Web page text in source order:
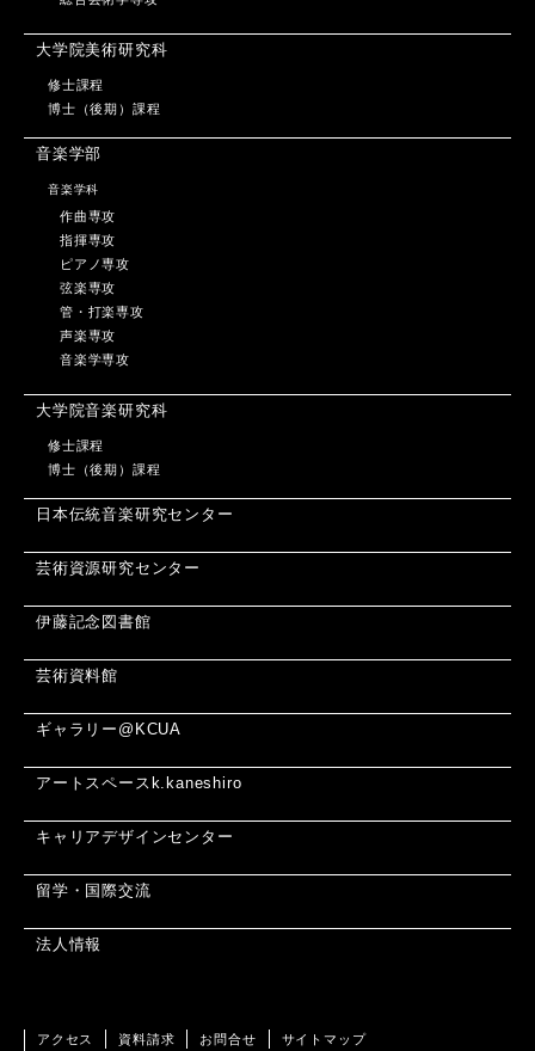
大学院美術研究科
修士課程
博士（後期）課程
音楽学部
音楽学科
作曲専攻
指揮専攻
ピアノ専攻
弦楽専攻
管・打楽専攻
声楽専攻
音楽学専攻
大学院音楽研究科
修士課程
博士（後期）課程
日本伝統音楽研究センター
芸術資源研究センター
伊藤記念図書館
芸術資料館
ギャラリー@KCUA
アートスペースk.kaneshiro
キャリアデザインセンター
留学・国際交流
法人情報
アクセス 資料請求 お問合せ サイトマップ